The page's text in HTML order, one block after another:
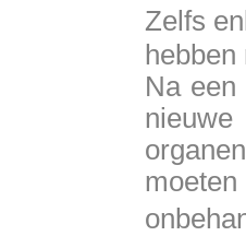
Zelfs
Na een